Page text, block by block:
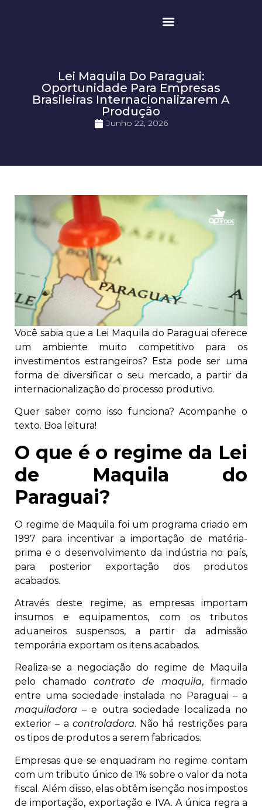
Lei Maquila Do Paraguai:
Oportunidade Para Empresas
Brasileiras Internacionalizarem A
Produção
Junho 22, 2026
Você sabia que a Lei Maquila do Paraguai oferece
um ambiente muito competitivo para os
investimentos estrangeiros? Esta pode ser uma
forma de diversificar o seu mercado, a partir da
internacionalização do processo produtivo.
Quer saber como isso funciona? Acompanhe o
texto. Boa leitura!
O que é o regime da Lei
de Maquila do
Paraguai?
O regime de Maquila foi um programa criado em
1997 para incentivar a importação de matéria-
prima e o desenvolvimento da indústria no país,
para posterior exportação dos produtos
acabados.
Através deste regime, as empresas importam
insumos e equipamentos, com os tributos
aduaneiros suspensos, a partir da admissão
temporária exportam os itens acabados.
Realiza-se a negociação do regime de Maquila
pelo chamado contrato de maquila, firmado
entre uma sociedade instalada no Paraguai – a
maquiladora – e outra sociedade localizada no
exterior – a controladora. Não há restrições para
os tipos de produtos a serem fabricados.
Empresas que se enquadram no regime contam
com um tributo único de 1% sobre o valor da nota
fiscal. Além disso, elas obtêm isenção nos impostos
de importação, exportação e IVA. A única regra a